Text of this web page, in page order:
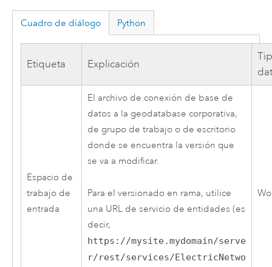
Cuadro de diálogo Python
Etiqueta Explicación
Espacio de
trabajo de
entrada
El archivo de conexión de base de
datos a la geodatabase corporativa,
de grupo de trabajo o de escritorio
donde se encuentra la versión que
se va a modificar.
Para el versionado en rama, utilice
una URL de servicio de entidades (es
decir,
https://mysite.mydomain/serve
r/rest/services/ElectricNetwo